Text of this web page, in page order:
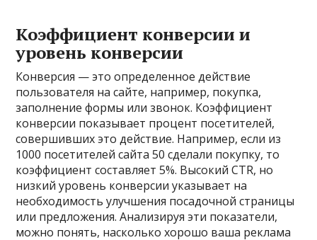
Коэффициент конверсии и
уровень конверсии
Конверсия — это определенное действие
пользователя на сайте, например, покупка,
заполнение формы или звонок. Коэффициент
конверсии показывает процент посетителей,
совершивших это действие. Например, если из
1000 посетителей сайта 50 сделали покупку, то
коэффициент составляет 5%. Высокий CTR, но
низкий уровень конверсии указывает на
необходимость улучшения посадочной страницы
или предложения. Анализируя эти показатели,
можно понять, насколько хорошо ваша реклама